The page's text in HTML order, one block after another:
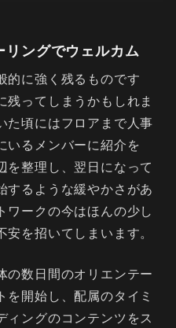
ングでウェルカム
的に強く残るものです
ってしまうかもしれま
た頃にはフロアまで人事
いるメンバーに紹介を
を整理し、翌日になって
するような緩やかさがあ
ワークの今はほんの少し
を招いてしまいます。
の数日間のオリエンテー
開始し、配属のタイミ
ィングのコンテンツをス